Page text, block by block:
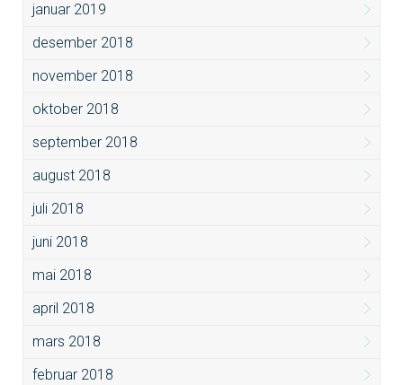
januar 2019
desember 2018
november 2018
oktober 2018
september 2018
august 2018
juli 2018
juni 2018
mai 2018
april 2018
mars 2018
februar 2018